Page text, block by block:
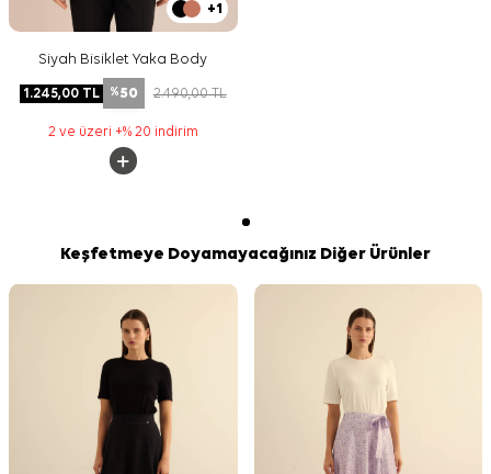
+1
Siyah Bisiklet Yaka Body
1.245,00TL %50 2.490,00TL
2 ve üzeri +% 20 indirim
Keşfetmeye Doyamayacağınız Diğer Ürünler